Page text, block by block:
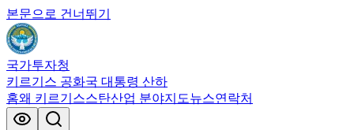
본문으로 건너뛰기
국가투자청
키르기스 공화국 대통령 산하
홈왜 키르기스스탄산업 분야지도뉴스연락처